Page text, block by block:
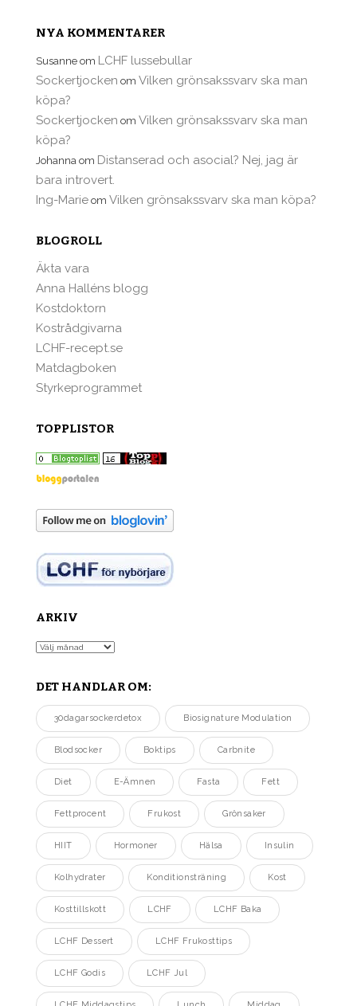
NYA KOMMENTARER
Susanne om LCHF lussebullar
Sockertjocken om Vilken grönsakssvarv ska man
köpa?
Sockertjocken om Vilken grönsakssvarv ska man
köpa?
Johanna om Distanserad och asocial? Nej, jag är
bara introvert.
Ing-Marie om Vilken grönsakssvarv ska man köpa?
BLOGROLL
Äkta vara
Anna Halléns blogg
Kostdoktorn
Kostrådgivarna
LCHF-recept.se
Matdagboken
Styrkeprogrammet
TOPPLISTOR
ARKIV
Arkiv
DET HANDLAR OM:
30dagarsockerdetox Biosignature Modulation
Blodsocker Boktips Carbnite
Diet E-Ämnen Fasta Fett
Fettprocent Frukost Grönsaker
HIIT Hormoner Hälsa Insulin
Kolhydrater Konditionsträning Kost
Kosttillskott LCHF LCHF Baka
LCHF Dessert LCHF Frukosttips
LCHF Godis LCHF Jul